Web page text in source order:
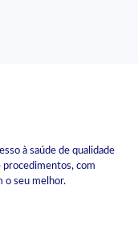
à saúde de qualidade
procedimentos, com
o seu melhor.